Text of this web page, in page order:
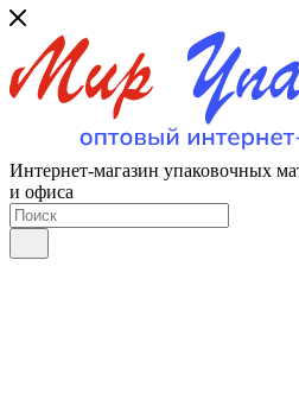
Интернет-магазин упаковочных
и офиса